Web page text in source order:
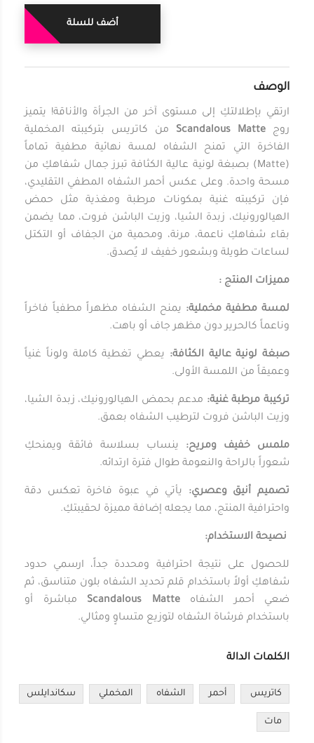
أضف للسلة
الوصف
ارتقي بإطلالتكِ إلى مستوى آخر من الجرأة والأناقة! يتميز
روج Scandalous Matte من كاتريس بتركيبته المخملية
الفاخرة التي تمنح الشفاه لمسة نهائية مطفية تماماً
(Matte) بصبغة لونية عالية الكثافة تبرز جمال شفاهكِ من
مسحة واحدة. وعلى عكس أحمر الشفاه المطفي التقليدي،
فإن تركيبته غنية بمكونات مرطبة ومغذية مثل حمض
الهيالورونيك، زبدة الشيا، وزيت الباشن فروت، مما يضمن
بقاء شفاهكِ ناعمة، مرنة، ومحمية من الجفاف أو التكتل
لساعات طويلة وبشعور خفيف لا يُصدق.
مميزات المنتج :
لمسة مطفية مخملية: يمنح الشفاه مظهراً مطفياً فاخراً
وناعماً كالحرير دون مظهر جاف أو باهت.
صبغة لونية عالية الكثافة: يعطي تغطية كاملة ولوناً غنياً
وعميقاً من اللمسة الأولى.
تركيبة مرطبة غنية: مدعم بحمض الهيالورونيك، زبدة الشيا،
وزيت الباشن فروت لترطيب الشفاه بعمق.
ملمس خفيف ومريح: ينساب بسلاسة فائقة ويمنحكِ
شعوراً بالراحة والنعومة طوال فترة ارتدائه.
تصميم أنيق وعصري: يأتي في عبوة فاخرة تعكس دقة
واحترافية المنتج، مما يجعله إضافة مميزة لحقيبتكِ.
نصيحة الاستخدام:
للحصول على نتيجة احترافية ومحددة جداً، ارسمي حدود
شفاهكِ أولاً باستخدام قلم تحديد الشفاه بلون متناسق، ثم
ضعي أحمر الشفاهScandalous Matte مباشرة أو
باستخدام فرشاة الشفاه لتوزيع متساوٍ ومثالي.
الكلمات الدالة
كاتريس أحمر الشفاه المخملي سكاندايلس
مات